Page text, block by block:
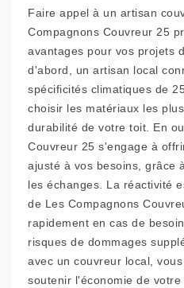
Faire appel à un artisan
Compagnons Couvreur 25
avantages pour vos projets
d'abord, un artisan local
spécificités climatiques de
choisir les matériaux les
durabilité de votre toit. En
Couvreur 25 s'engage à
ajusté à vos besoins, grâce
les échanges. La réactivité
de Les Compagnons
rapidement en cas de
risques de dommages
avec un couvreur local,
soutenir l'économie de